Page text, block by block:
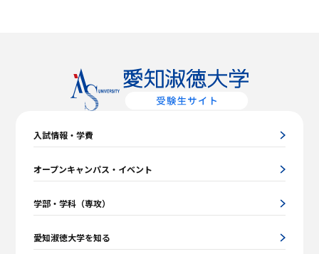
入試情報・学費
オープンキャンパス・イベント
学部・学科（専攻）
愛知淑徳大学を知る